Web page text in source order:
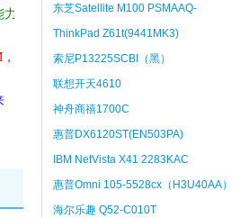
东芝Satellite M100 PSMAAQ-
02V003(薄雾灰)
ThinkPad Z61t(9441MK3)
索尼P13225SCBI（黑）
联想开天4610
神舟商禧1700C
惠普DX6120ST(EN503PA)
IBM NetVista X41 2283KAC
惠普Omni 105-5528cx（H3U40AA）
海尔乐趣 Q52-C010T